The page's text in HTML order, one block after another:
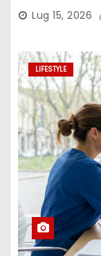
Lug 15, 2026
LIFESTYLE